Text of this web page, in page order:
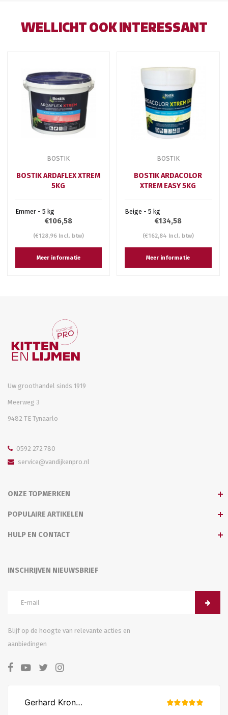
WELLICHT OOK INTERESSANT
BOSTIK
BOSTIK ARDAFLEX XTREM
5KG
Emmer - 5 kg
€106,58
(€128,96 Incl. btw)
Meer informatie
BOSTIK
BOSTIK ARDACOLOR
XTREM EASY 5KG
Beige - 5 kg
€134,58
(€162,84 Incl. btw)
Meer informatie
Uw groothandel sinds 1919
Meerweg 3
9482 TE Tynaarlo
0592 272 780
service@vandijkenpro.nl
ONZE TOPMERKEN
POPULAIRE ARTIKELEN
HULP EN CONTACT
INSCHRIJVEN NIEUWSBRIEF
Blijf op de hoogte van relevante acties en
aanbiedingen